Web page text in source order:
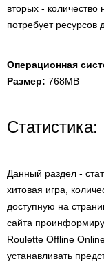
вторых - количество
потребует ресурсов
Операционная
Размер: 768MB
Статистика:
Данный раздел -
хитовая игра,
доступную на
сайта
Roulette Offline
устанавливать